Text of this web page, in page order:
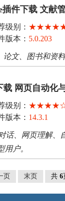
件下载 文献
级别：
版本： 5.0.203
论文、图书和资
网页自动化
级别：
版本： 14.3.1
话、网页理解
户。
页 末页 共 6